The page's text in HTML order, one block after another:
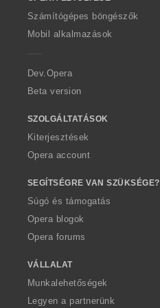
O
p
a
Számítógépes böngészők
Mobil alkalmazások
Dev.Opera
Beta version
SZOLGÁLTATÁSOK
Kiterjesztések
Opera account
SEGÍTSÉGRE VAN SZÜKSÉGE?
Súgó és támogatás
Opera blogok
Opera forums
VÁLLALAT
Munkalehetőségek
Legyen a partnerünk